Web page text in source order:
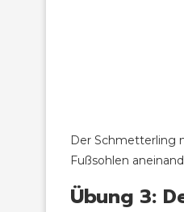
Der Schmetterling
Fußsohlen
Übung 3: